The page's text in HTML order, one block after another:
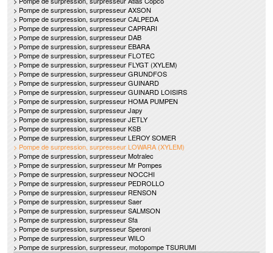
> Pompe de surpression, surpresseur AXSON
> Pompe de surpression, surpresseur CALPEDA
> Pompe de surpression, surpresseur CAPRARI
> Pompe de surpression, surpresseur DAB
> Pompe de surpression, surpresseur EBARA
> Pompe de surpression, surpresseur FLOTEC
> Pompe de surpression, surpresseur FLYGT (XYLEM)
> Pompe de surpression, surpresseur GRUNDFOS
> Pompe de surpression, surpresseur GUINARD
> Pompe de surpression, surpresseur GUINARD LOISIRS
> Pompe de surpression, surpresseur HOMA PUMPEN
> Pompe de surpression, surpresseur Japy
> Pompe de surpression, surpresseur JETLY
> Pompe de surpression, surpresseur KSB
> Pompe de surpression, surpresseur LEROY SOMER
> Pompe de surpression, surpresseur LOWARA (XYLEM)
> Pompe de surpression, surpresseur Motralec
> Pompe de surpression, surpresseur Mr Pompes
> Pompe de surpression, surpresseur NOCCHI
> Pompe de surpression, surpresseur PEDROLLO
> Pompe de surpression, surpresseur RENSON
> Pompe de surpression, surpresseur Saer
> Pompe de surpression, surpresseur SALMSON
> Pompe de surpression, surpresseur Sfa
> Pompe de surpression, surpresseur Speroni
> Pompe de surpression, surpresseur WILO
> Pompe de surpression, surpresseur, motopompe TSURUMI